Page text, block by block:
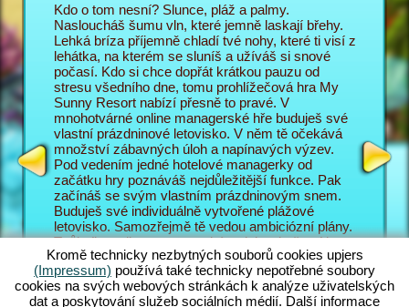
Kdo o tom nesní? Slunce, pláž a palmy.
Nasloucháš šumu vln, které jemně laskají břehy.
Lehká bríza příjemně chladí tvé nohy, které ti visí z
lehátka, na kterém se sluníš a užíváš si snové
počasí. Kdo si chce dopřát krátkou pauzu od
stresu všedního dne, tomu prohlížečová hra My
Sunny Resort nabízí přesně to pravé. V
mnohotvárné online managerské hře buduješ své
vlastní prázdninové letovisko. V něm tě očekává
množství zábavných úloh a napínavých výzev.
Pod vedením jedné hotelové managerky od
začátku hry poznáváš nejdůležitější funkce. Pak
začínáš se svým vlastním prázdninovým snem.
Buduješ své individuálně vytvořené plážové
letovisko. Samozřejmě tě vedou ambiciózní plány.
Tvůj cíl v online managerském dobrodružství je co
nejlépe obsloužit tvé hosty a vybudovat ze svého
letoviska světoznámé 5 hvězdičkové zařízení. K
tomu máš pochopitelně k dispozici nesčetné
funkce a možnosti. Čím dál se v této plážové hře
V
do role
hosty
Sunny
jsou
také s
vyplácí
pozadí
úlohy,
Skvělé
Jak své
Kromě technicky nezbytných souborů cookies upjers
(Impressum) používá také technicky nepotřebné soubory
cookies na svých webových stránkách k analýze uživatelských
dat a poskytování služeb sociálních médií. Další informace